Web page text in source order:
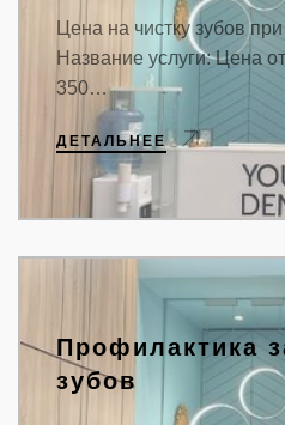
Цена на чистку зубов
Название услуги: Цена
350…
ДЕТАЛЬНЕЕ
Профилактика
зубов